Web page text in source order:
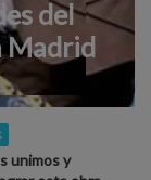
del
Madrid
unimos y